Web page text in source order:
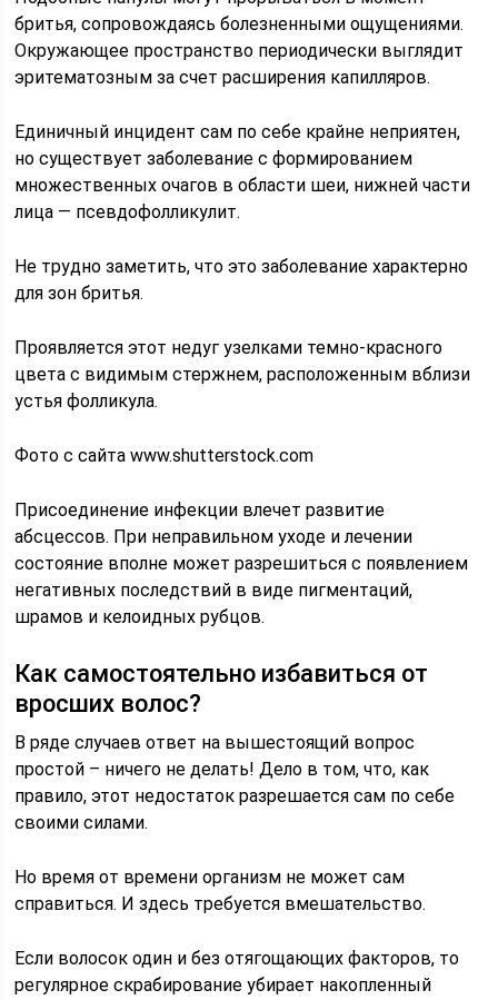
бритья, сопровождаясь болезненными ощущениями.
Окружающее пространство периодически выглядит
эритематозным за счет расширения капилляров.
Единичный инцидент сам по себе крайне неприятен,
но существует заболевание с формированием
множественных очагов в области шеи, нижней части
лица — псевдофолликулит.
Не трудно заметить, что это заболевание характерно
для зон бритья.
Проявляется этот недуг узелками темно-красного
цвета с видимым стержнем, расположенным вблизи
устья фолликула.
Фото с сайта www.shutterstock.com
Присоединение инфекции влечет развитие
абсцессов. При неправильном уходе и лечении
состояние вполне может разрешиться с появлением
негативных последствий в виде пигментаций,
шрамов и келоидных рубцов.
Как самостоятельно избавиться от
вросших волос?
В ряде случаев ответ на вышестоящий вопрос
простой – ничего не делать! Дело в том, что, как
правило, этот недостаток разрешается сам по себе
своими силами.
Но время от времени организм не может сам
справиться. И здесь требуется вмешательство.
Если волосок один и без отягощающих факторов, то
регулярное скрабирование убирает накопленный